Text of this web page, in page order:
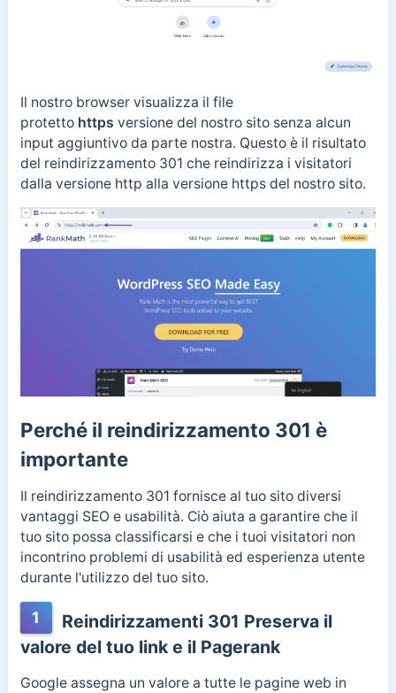
Il nostro browser visualizza il file
protetto https versione del nostro sito senza alcun
input aggiuntivo da parte nostra. Questo è il risultato
del reindirizzamento 301 che reindirizza i visitatori
dalla versione http alla versione https del nostro sito.
Perché il reindirizzamento 301 è
importante
Il reindirizzamento 301 fornisce al tuo sito diversi
vantaggi SEO e usabilità. Ciò aiuta a garantire che il
tuo sito possa classificarsi e che i tuoi visitatori non
incontrino problemi di usabilità ed esperienza utente
durante l'utilizzo del tuo sito.
1
Reindirizzamenti 301 Preserva il
valore del tuo link e il Pagerank
Google assegna un valore a tutte le pagine web in